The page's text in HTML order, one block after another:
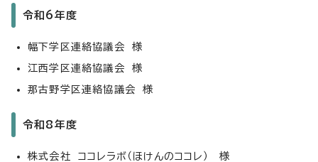
令和6年度
幅下学区連絡協議会 様
江西学区連絡協議会 様
那古野学区連絡協議会 様
令和8年度
株式会社 ココレラボ（ほけんのココレ） 様